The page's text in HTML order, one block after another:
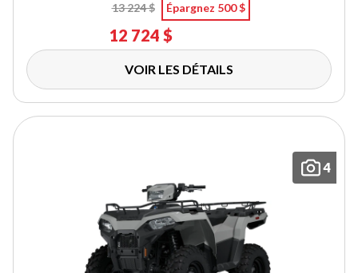
13 224 $
Épargnez 500 $
12 724 $
VOIR LES DÉTAILS
4